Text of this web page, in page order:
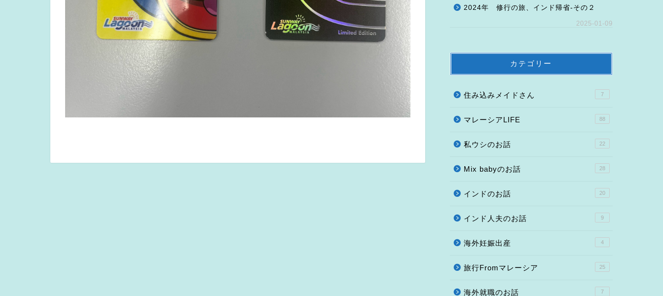
2024年 修行の旅、インド帰省-その２
2025-01-09
カテゴリー
住み込みメイドさん 7
マレーシアLIFE 88
私ウシのお話 22
Mix babyのお話 28
インドのお話 20
インド人夫のお話 9
海外妊娠出産 4
旅行Fromマレーシア 25
海外就職のお話 7